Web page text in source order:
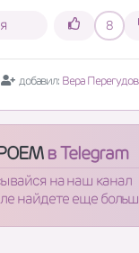
8
добавил: Вера
в Telegram
на наш канал
найдете еще